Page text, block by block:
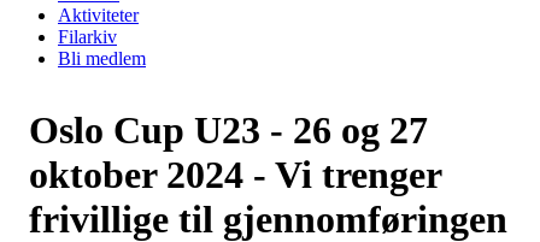
Aktiviteter
Filarkiv
Bli medlem
Oslo Cup U23 - 26 og 27
oktober 2024 - Vi trenger
frivillige til gjennomføringen